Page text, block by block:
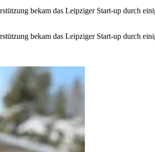
bekam das Leipziger Start-up durch
bekam das Leipziger Start-up durch